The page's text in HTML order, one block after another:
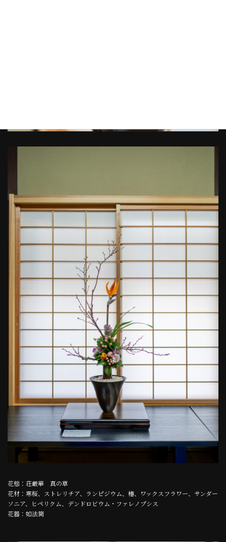
花態：荘厳華 真の草
花材：寒桜、ストレリチア、ランピジウム、椿、ワックスフラワー、サンダー
ソニア、ヒペリクム、デンドロビウム・ファレノプシス
花器：如法筒